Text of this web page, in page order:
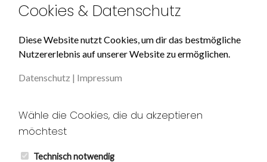
Über Uns
Impressum
Datenschutz
Widerruf
Kontakt
Cookies & Datenschutz
Diese Website nutzt Cookies, um dir das bestmögliche
Nutzererlebnis auf unserer Website zu ermöglichen.
Datenschutz | Impressum
Wähle die Cookies, die du akzeptieren
möchtest
Technisch notwendig